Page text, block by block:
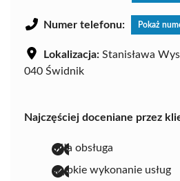
Numer telefonu: Pokaż
Lokalizacja: Stanisława
040 Świdnik
Najczęściej doceniane przez
miła obsługa
szybkie wykonanie usług